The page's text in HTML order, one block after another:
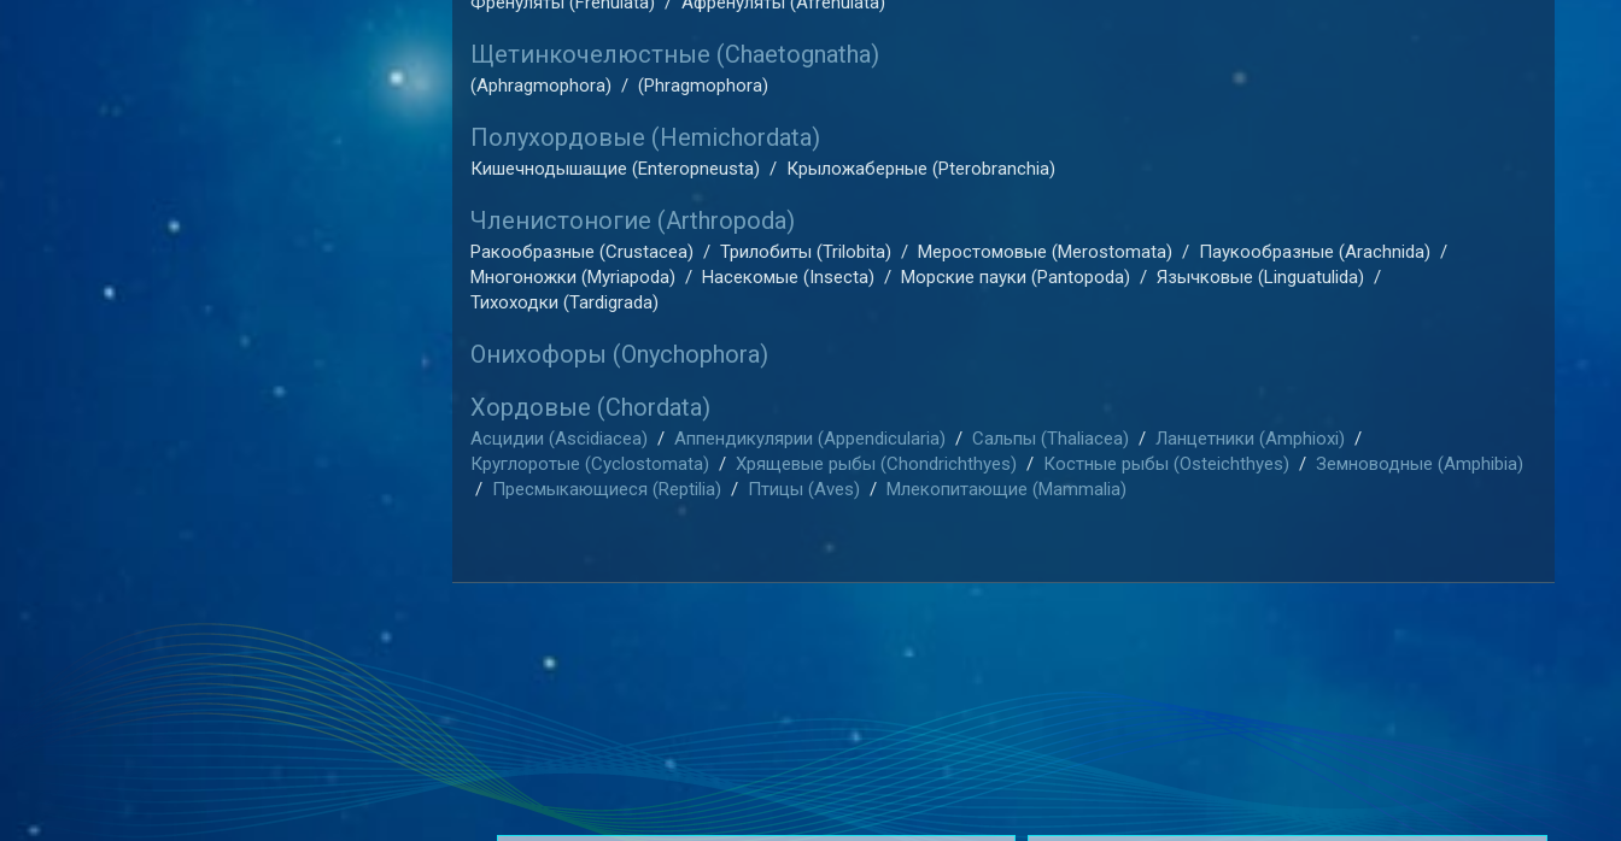
Щетинкочелюстные (Chaetognatha)
(Aphragmophora) / (Phragmophora)
Полухордовые (Hemichordata)
Кишечнодышащие (Enteropneusta) / Крыложаберные (Pterobranchia)
Членистоногие (Arthropoda)
Ракообразные (Crustacea) / Трилобиты (Trilobita) / Меростомовые (Merostomata) / Паукообразные (Arachnida) /
Многоножки (Myriapoda) / Насекомые (Insecta) / Морские пауки (Pantopoda) / Язычковые (Linguatulida) /
Тихоходки (Tardigrada)
Онихофоры (Onychophora)
Хордовые (Chordata)
Асцидии (Ascidiacea) / Аппендикулярии (Appendicularia) / Сальпы (Thaliacea) / Ланцетники (Amphioxi) /
Круглоротые (Cyclostomata) / Хрящевые рыбы (Chondrichthyes) / Костные рыбы (Osteichthyes) / Земноводные (Amphibia)
/ Пресмыкающиеся (Reptilia) / Птицы (Aves) / Млекопитающие (Mammalia)